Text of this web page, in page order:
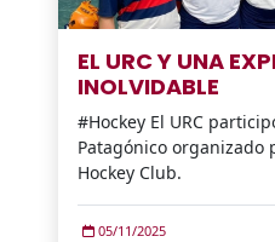
EL URC Y UNA
INOLVIDABLE
#Hockey El URC
Patagónico organizado
Hockey Club.
05/11/2025